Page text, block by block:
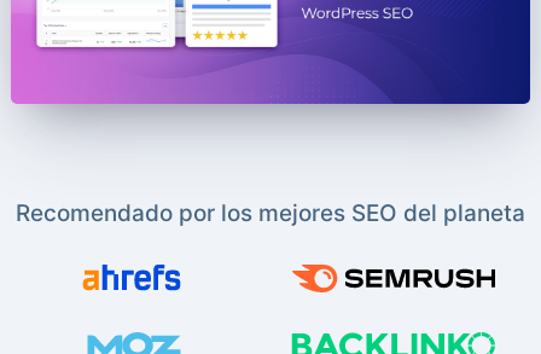
Recomendado por los mejores SEO del planeta